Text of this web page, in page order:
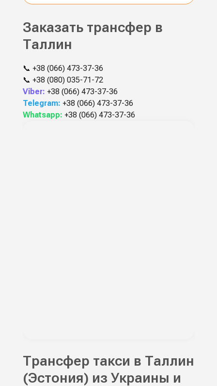
Заказать трансфер в
Таллин
📞 +38 (066) 473-37-36
📞 +38 (080) 035-71-72
Viber: +38 (066) 473-37-36
Telegram: +38 (066) 473-37-36
Whatsapp: +38 (066) 473-37-36
Трансфер такси в Таллин
(Эстония) из Украины и